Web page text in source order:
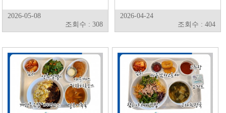
2026-05-08
조회수 : 308
2026-04-24
조회수 : 404